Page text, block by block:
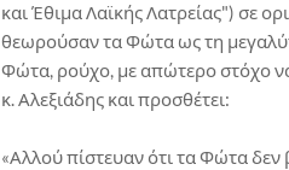
και Έθιμα Λαϊκής Λατρείας") σε
θεωρούσαν τα Φώτα ως τη
Φώτα, ρούχο, με απώτερο στόχο
κ. Αλεξιάδης και προσθέτει:
«Αλλού πίστευαν ότι τα Φώτα δεν